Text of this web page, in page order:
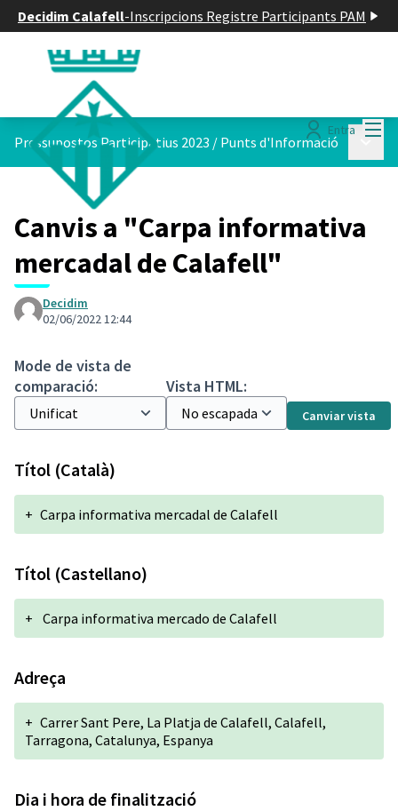
Decidim Calafell-Inscripcions Registre Participants PAM
Entra
Pressupostos Participatius 2023 / Punts d'Informació
Canvis a "Carpa informativa
mercadal de Calafell"
Decidim
02/06/2022 12:44
Mode de vista de
comparació:
Vista HTML:
Canviar vista
Títol (Català)
+ Carpa informativa mercadal de Calafell
Títol (Castellano)
+ Carpa informativa mercado de Calafell
Adreça
+ Carrer Sant Pere, La Platja de Calafell, Calafell,
Tarragona, Catalunya, Espanya
Dia i hora de finalització